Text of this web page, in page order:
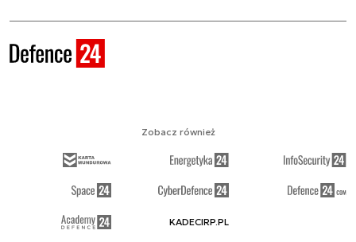
Zobacz również
KADECIRP.PL